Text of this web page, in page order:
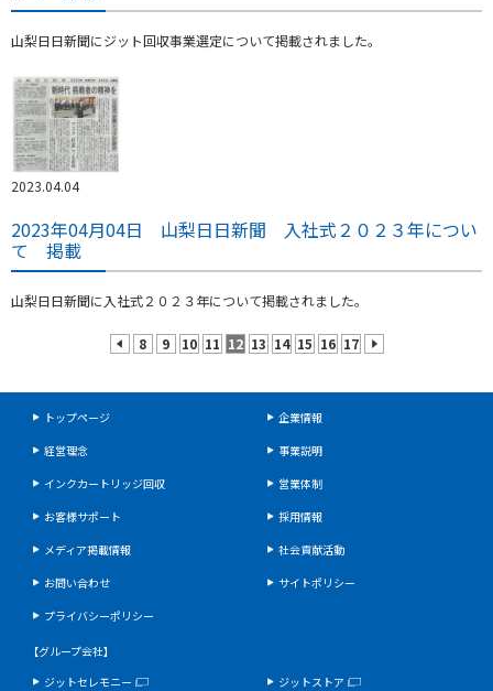
山梨日日新聞にジット回収事業選定について掲載されました。
2023.04.04
2023年04月04日 山梨日日新聞 入社式２０２３年につい
て 掲載
山梨日日新聞に入社式２０２３年について掲載されました。
8 9 10 11 12 13 14 15 16 17
トップページ
企業情報
経営理念
事業説明
インクカートリッジ回収
営業体制
お客様サポート
採用情報
メディア掲載情報
社会貢献活動
お問い合わせ
サイトポリシー
プライバシーポリシー
【グループ会社】
ジットセレモニー
ジットストア